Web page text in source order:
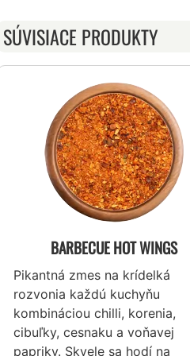
SÚVISIACE PRODUKTY
BARBECUE HOT WINGS
Pikantná zmes na krídelká
rozvonia každú kuchyňu
kombináciou chilli, korenia,
cibuľky, cesnaku a voňavej
papriky. Skvele sa hodí na